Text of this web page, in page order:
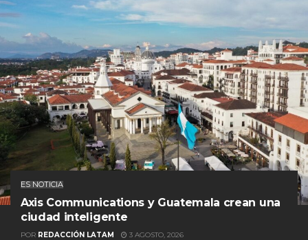
ES NOTICIA
Axis Communications y Guatemala crean una
ciudad inteligente
POR REDACCIÓN LATAM 3 AGOSTO, 2026